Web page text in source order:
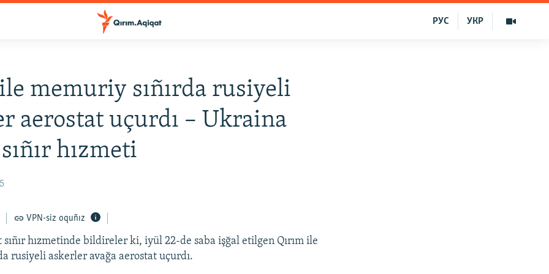
УКР
РУС
ile memuriy sıñırda rusiyeli
aerostat uçurdı – Ukraina
hızmeti
VPN-siz oquñız
hızmetinde bildireler ki, iyül 22-de saba işğal etilgen Qırım ile
rusiyeli askerler avağa aerostat uçurdı.